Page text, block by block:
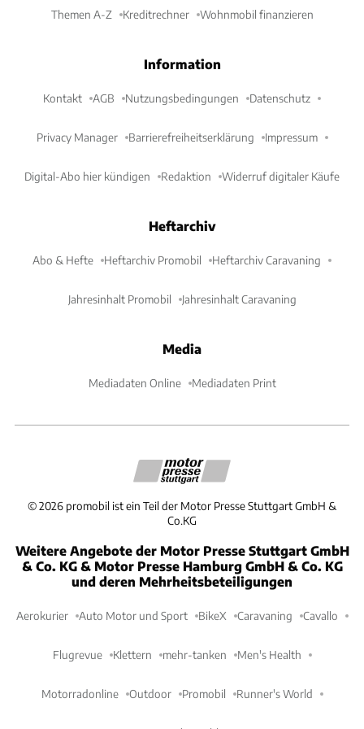
Themen A-Z Kreditrechner Wohnmobil finanzieren
Information
Kontakt AGB Nutzungsbedingungen Datenschutz
Privacy Manager Barrierefreiheitserklärung Impressum
Digital-Abo hier kündigen Redaktion Widerruf digitaler Käufe
Heftarchiv
Abo & Hefte Heftarchiv Promobil Heftarchiv Caravaning
Jahresinhalt Promobil Jahresinhalt Caravaning
Media
Mediadaten Online Mediadaten Print
©2026 promobil ist ein Teil der Motor Presse Stuttgart GmbH &
Co.KG
Weitere Angebote der Motor Presse Stuttgart GmbH
& Co. KG & Motor Presse Hamburg GmbH & Co. KG
und deren Mehrheitsbeteiligungen
Aerokurier Auto Motor und Sport BikeX Caravaning Cavallo
Flugrevue Klettern mehr-tanken Men's Health
Motorradonline Outdoor Promobil Runner's World